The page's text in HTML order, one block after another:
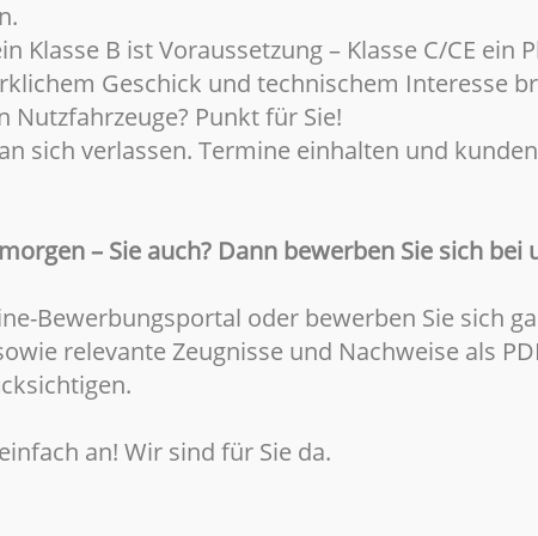
Klasse B ist Voraussetzung – Klasse C/CE ein
Geschick und technischem Interesse
Nutzfahrzeuge? Punkt für Sie!
sich verlassen. Termine einhalten und
– Sie auch? Dann bewerben Sie sich bei
Bewerbungsportal oder bewerben Sie sich
relevante Zeugnisse und Nachweise als
an! Wir sind für Sie da.